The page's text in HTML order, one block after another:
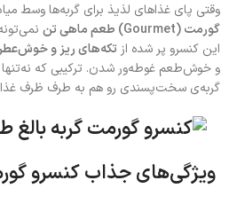
وقتی پای غذاهای لذیذ برای گربه‌ها وسط
گورمت (Gourmet) طعم ماهی تن
این کنسرو پر شده از تکه‌های ریز و
و خوش‌طعم غوطه‌ور شدن. ترکیبی که نه‌تنها
گربه‌ی سخت‌پسندی رو هم به طرف ظرف
ویژگی‌های جذاب کنسرو